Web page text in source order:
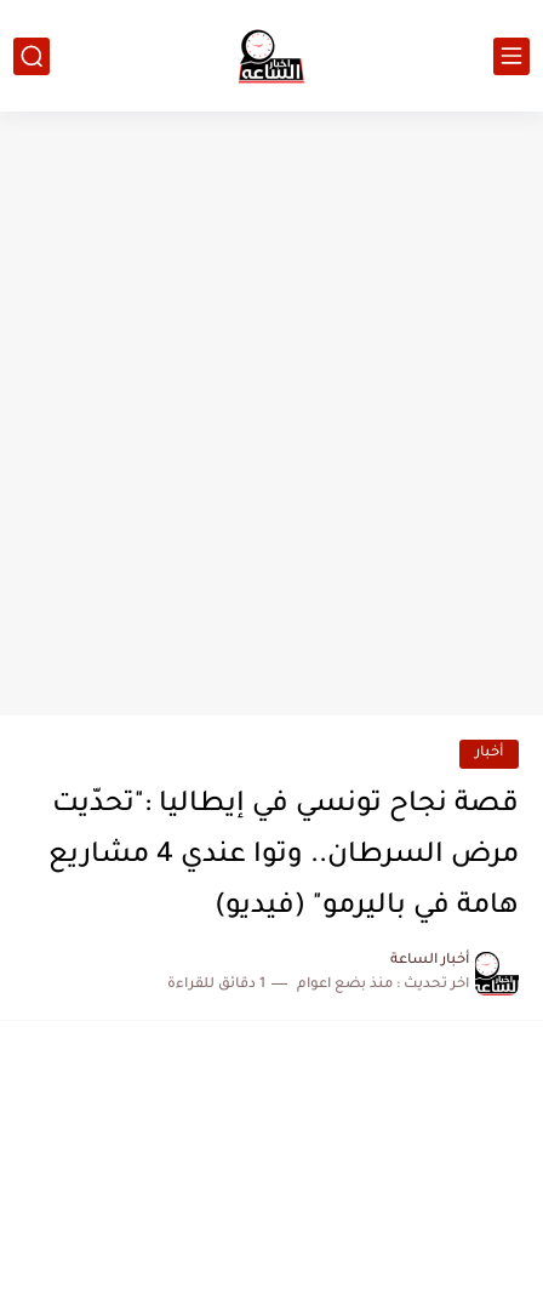
أخبار
قصة نجاح تونسي في إيطاليا :"تحدّيت
مرض السرطان.. وتوا عندي 4 مشاريع
هامة في باليرمو" (فيديو)
أخبار الساعة
اخر تحديث : منذ بضع اعوام 1 دقائق للقراءة